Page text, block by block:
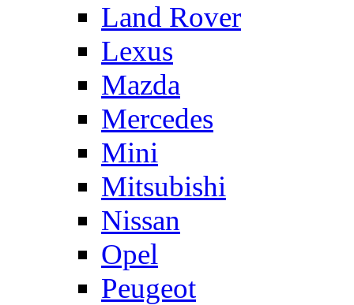
Land Rover
Lexus
Mazda
Mercedes
Mini
Mitsubishi
Nissan
Opel
Peugeot